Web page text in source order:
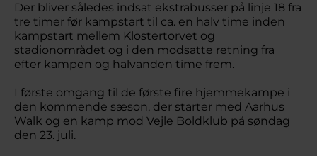
Der bliver således indsat ekstrabusser på linje 18 fra
tre timer før kampstart til ca. en halv time inden
kampstart mellem Klostertorvet og
stadionområdet og i den modsatte retning fra
efter kampen og halvanden time frem.
I første omgang til de første fire hjemmekampe i
den kommende sæson, der starter med Aarhus
Walk og en kamp mod Vejle Boldklub på søndag
den 23. juli.